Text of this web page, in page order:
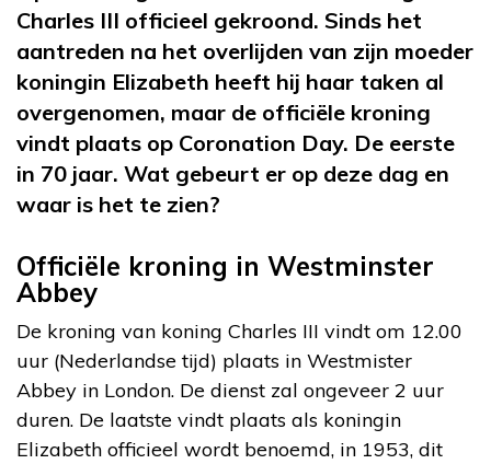
Charles III officieel gekroond. Sinds het
aantreden na het overlijden van zijn moeder
koningin Elizabeth heeft hij haar taken al
overgenomen, maar de officiële kroning
vindt plaats op Coronation Day. De eerste
in 70 jaar. Wat gebeurt er op deze dag en
waar is het te zien?
Officiële kroning in Westminster
Abbey
De kroning van koning Charles III vindt om 12.00
uur (Nederlandse tijd) plaats in Westmister
Abbey in London. De dienst zal ongeveer 2 uur
duren. De laatste vindt plaats als koningin
Elizabeth officieel wordt benoemd, in 1953, dit